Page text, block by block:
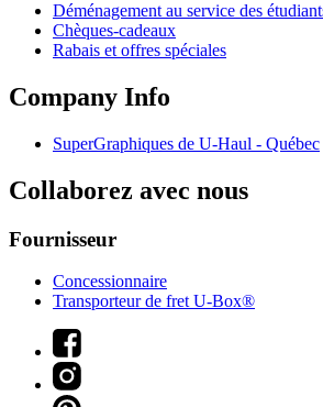
Déménagement au service des
Chèques-cadeaux
Rabais et offres spéciales
Company Info
SuperGraphiques de U-Haul - Québec
Collaborez avec nous
Fournisseur
Concessionnaire
Transporteur de fret U-Box®